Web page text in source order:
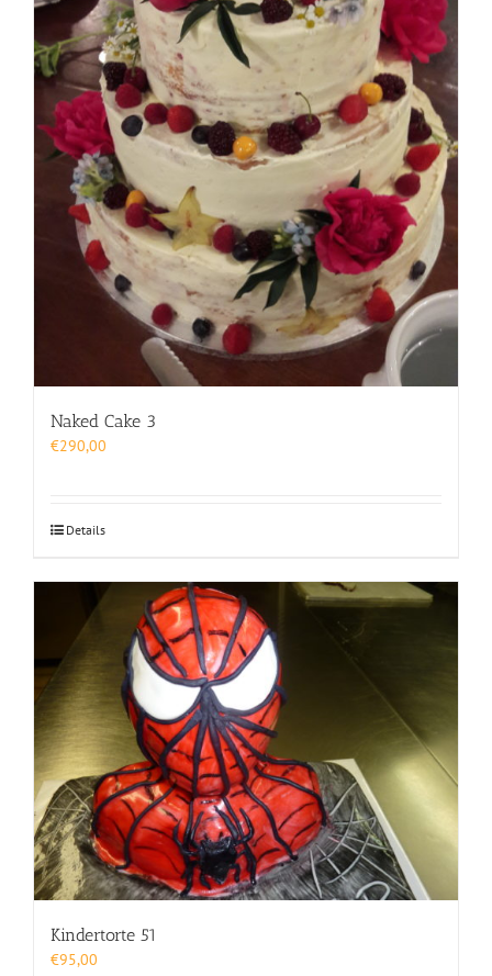
Naked Cake 3
€290,00
Details
Kindertorte 51
€95,00